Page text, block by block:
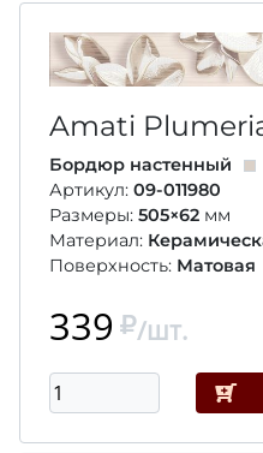
Amati
Бордюр настенный
Артикул: 09-011980
Размеры: 505×62 мм
Материал:
Поверхность: Матовая
339 /шт.